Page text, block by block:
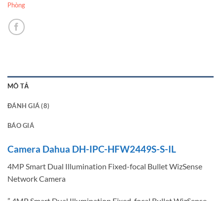
Phòng
MÔ TẢ
ĐÁNH GIÁ (8)
BÁO GIÁ
Camera Dahua DH-IPC-HFW2449S-S-IL
4MP Smart Dual Illumination Fixed-focal Bullet WizSense
Network Camera